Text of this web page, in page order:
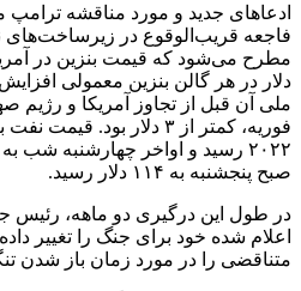
ادعاهای جدید و مورد مناقشه ترامپ
فاجعه قریب‌الوقوع در زیرساخت‌های
دلار در هر گالن بنزین معمولی
ملی آن قبل از تجاوز آمریکا و رژیم
فوریه، کمتر از ۳ دلار
صبح پنجشنبه به ۱۱۴ دلار رسید.
در طول این درگیری دو ماهه، رئیس
اعلام شده خود برای جنگ را تغییر
متناقضی را در مورد زمان باز شدن